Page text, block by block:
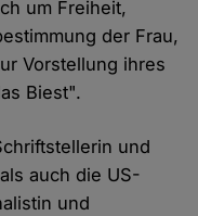
um Freiheit,
der Frau,
Vorstellung ihres
Biest".
und
auch die US-
und